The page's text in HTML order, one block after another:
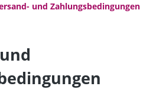
und Zahlungsbedingungen